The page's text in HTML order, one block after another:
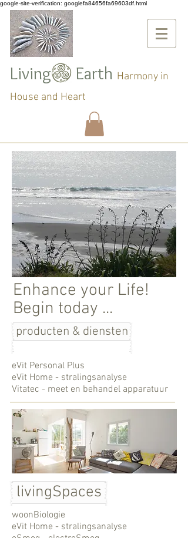
google-site-verification: googlefa84656fa69603df.html
Living Earth Harmony in
House and Heart
Enhance your Life!
Begin today ...
producten & diensten
eVit Personal Plus
eVit Home - stralingsanalyse
Vitatec - meet en behandel apparatuur
livingSpaces
woonBiologie
eVit Home - stralingsanalyse